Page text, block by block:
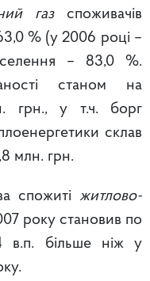
газ споживачів
% (у 2006 році –
– 83,0 %.
станом на
грн., у т.ч. борг
склав
млн. грн.
спожиті житлово-
року становив по
в.п. більше ніж у